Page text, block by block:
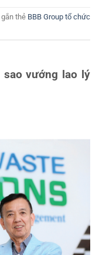
thẻ BBB Group tổ chức
sao vướng lao lý